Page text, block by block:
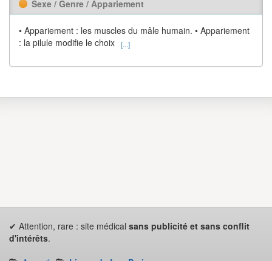
Sexe / Genre / Appariement
• Appariement : les muscles du mâle humain. • Appariement
: la pilule modifie le choix [...]
✔ Attention, rare : site médical sans publicité et sans conflit
d'intérêts.